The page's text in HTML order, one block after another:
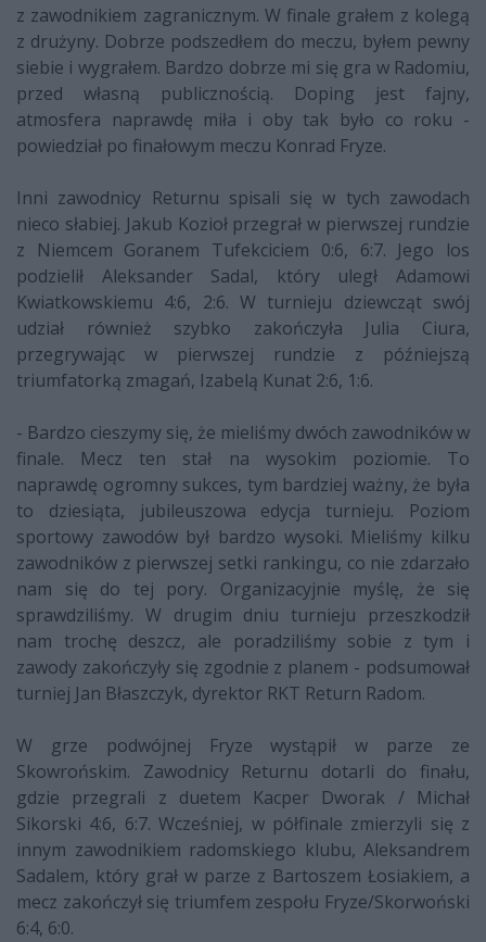
z zawodnikiem zagranicznym. W finale grałem z kolegą
z drużyny. Dobrze podszedłem do meczu, byłem pewny
siebie i wygrałem. Bardzo dobrze mi się gra w Radomiu,
przed własną publicznością. Doping jest fajny,
atmosfera naprawdę miła i oby tak było co roku -
powiedział po finałowym meczu Konrad Fryze.
Inni zawodnicy Returnu spisali się w tych zawodach
nieco słabiej. Jakub Kozioł przegrał w pierwszej rundzie
z Niemcem Goranem Tufekciciem 0:6, 6:7. Jego los
podzielił Aleksander Sadal, który uległ Adamowi
Kwiatkowskiemu 4:6, 2:6. W turnieju dziewcząt swój
udział również szybko zakończyła Julia Ciura,
przegrywając w pierwszej rundzie z późniejszą
triumfatorką zmagań, Izabelą Kunat 2:6, 1:6.
- Bardzo cieszymy się, że mieliśmy dwóch zawodników w
finale. Mecz ten stał na wysokim poziomie. To
naprawdę ogromny sukces, tym bardziej ważny, że była
to dziesiąta, jubileuszowa edycja turnieju. Poziom
sportowy zawodów był bardzo wysoki. Mieliśmy kilku
zawodników z pierwszej setki rankingu, co nie zdarzało
nam się do tej pory. Organizacyjnie myślę, że się
sprawdziliśmy. W drugim dniu turnieju przeszkodził
nam trochę deszcz, ale poradziliśmy sobie z tym i
zawody zakończyły się zgodnie z planem - podsumował
turniej Jan Błaszczyk, dyrektor RKT Return Radom.
W grze podwójnej Fryze wystąpił w parze ze
Skowrońskim. Zawodnicy Returnu dotarli do finału,
gdzie przegrali z duetem Kacper Dworak / Michał
Sikorski 4:6, 6:7. Wcześniej, w półfinale zmierzyli się z
innym zawodnikiem radomskiego klubu, Aleksandrem
Sadalem, który grał w parze z Bartoszem Łosiakiem, a
mecz zakończył się triumfem zespołu Fryze/Skorwoński
6:4, 6:0.